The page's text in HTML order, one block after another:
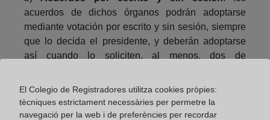
acuerdos de dichos órganos podrán adoptarse
mediante votación por escrito y sin sesión, siempre
que lo decida el presidente, y deberán adoptarse
así cuando lo soliciten, al menos, dos de
c)Celebración de Junta General. Para el
supuesto de Junta General convocada antes de la
El Colegio de Registradores utilitza cookies pròpies:
tècniques estrictament necessàries per permetre la
navegació per la web i de preferències per recordar